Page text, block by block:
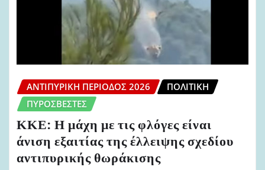
ΑΝΤΙΠΥΡΙΚΉ ΠΕΡΊΟΔΟΣ 2026
ΠΟΛΙΤΙΚΉ
ΠΥΡΟΣΒΈΣΤΕΣ
ΚΚΕ: Η μάχη με τις φλόγες είναι
άνιση εξαιτίας της έλλειψης σχεδίου
αντιπυρικής θωράκισης